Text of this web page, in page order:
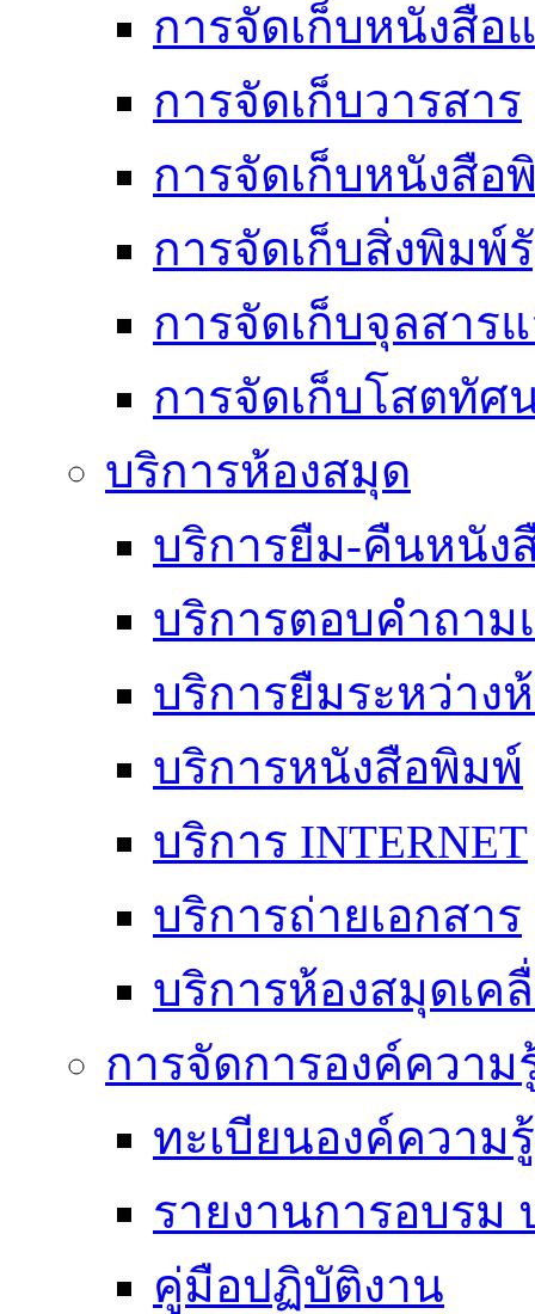
การจัดเก็บหนังสือ
การจัดเก็บวารสาร
การจัดเก็บหนังสือ
การจัดเก็บสิ่งพิมพ์
การจัดเก็บจุลสาร
การจัดเก็บโสตทัศ
บริการห้องสมุด
บริการยืม-คืนหนัง
บริการตอบคำถา
บริการยืมระหว่าง
บริการหนังสือพิมพ์
บริการ INTERNET
บริการถ่ายเอกสาร
บริการห้องสมุดเค
การจัดการองค์ความ
ทะเบียนองค์ความ
รายงานการอบรม
คู่มือปฏิบัติงาน